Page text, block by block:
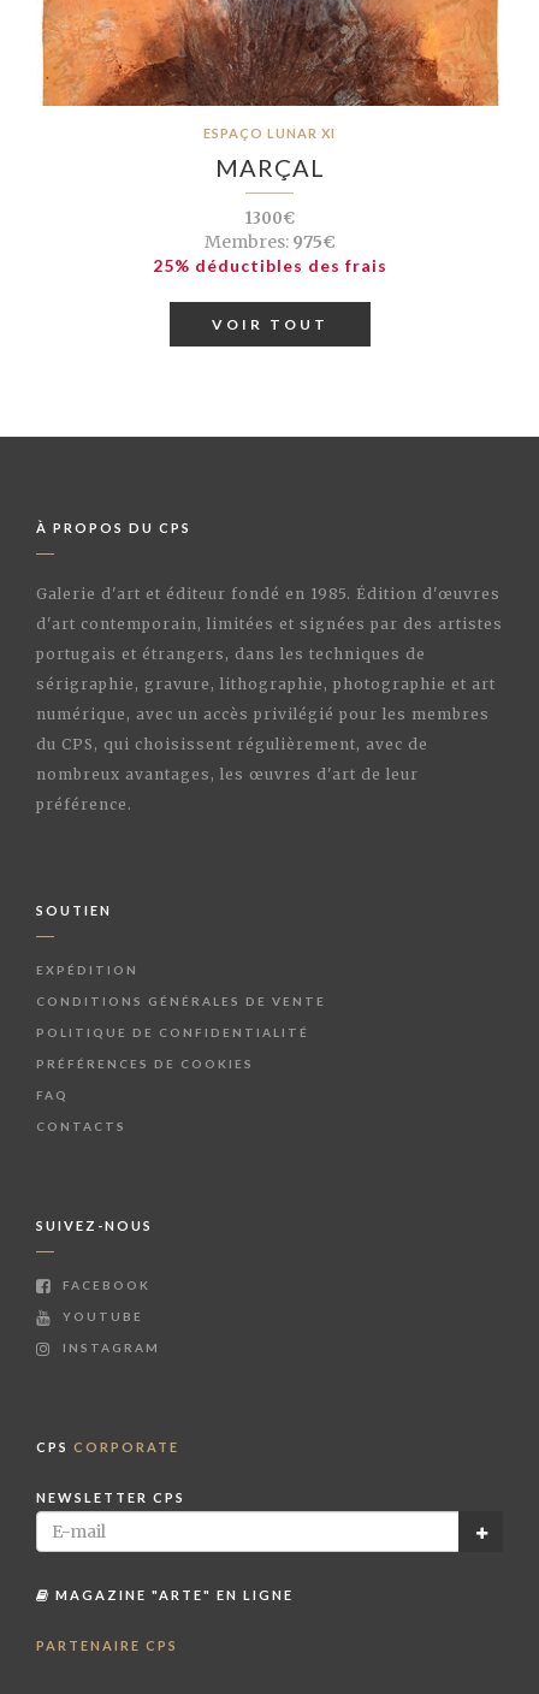
ESPAÇO LUNAR XI
MARÇAL
1300€
Membres:975€
25% déductibles des frais
VOIR TOUT
À PROPOS DU CPS
Galerie d'art et éditeur fondé en 1985. Édition d'œuvres
d'art contemporain, limitées et signées par des artistes
portugais et étrangers, dans les techniques de
sérigraphie, gravure, lithographie, photographie et art
numérique, avec un accès privilégié pour les membres
du CPS, qui choisissent régulièrement, avec de
nombreux avantages, les œuvres d'art de leur
préférence.
SOUTIEN
EXPÉDITION
CONDITIONS GÉNÉRALES DE VENTE
POLITIQUE DE CONFIDENTIALITÉ
PRÉFÉRENCES DE COOKIES
FAQ
CONTACTS
SUIVEZ-NOUS
FACEBOOK
YOUTUBE
INSTAGRAM
CPS CORPORATE
NEWSLETTER CPS
MAGAZINE "ARTE" EN LIGNE
PARTENAIRE CPS